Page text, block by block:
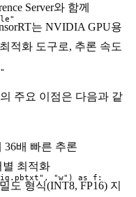
"w") as f:
Server와 함께
는 NVIDIA GPU용
적화 도구로, 추론 속도
주요 이점은 다음과 같
36배 빠른 추론
별 최적화
도 형식(INT8, FP16) 지